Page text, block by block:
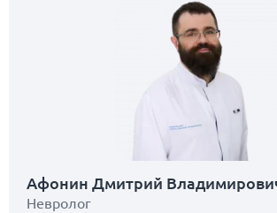
Афонин Дмитрий
Невролог